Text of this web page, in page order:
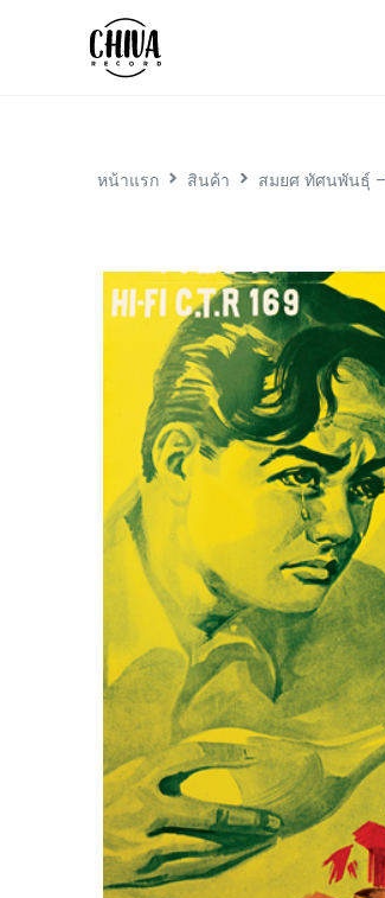
หน้าแรก สินค้า สมยศ ทัศนพันธุ์